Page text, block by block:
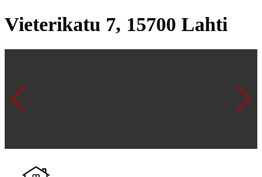
Vieterikatu 7, 15700 Lahti